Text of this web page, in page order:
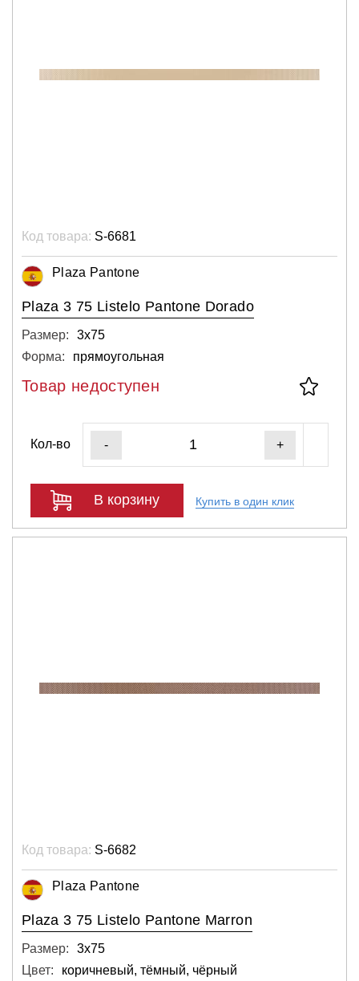
Код товара: S-6681
Plaza Pantone
Plaza 3 75 Listelo Pantone Dorado
Размер:
3х75
Форма:
прямоугольная
Товар недоступен
Кол-во - +
В корзину Купить в один клик
Код товара: S-6682
Plaza Pantone
Plaza 3 75 Listelo Pantone Marron
Размер:
3х75
Цвет:
коричневый, тёмный, чёрный